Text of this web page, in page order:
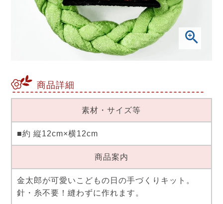
商品詳細
素材・サイズ等
■約 縦12cm×横12cm
商品案内
金太郎が可愛いこどもの日の手づくりキット。
針・糸不要！縫わずに作れます。